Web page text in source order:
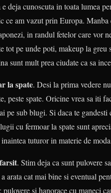
e deja cunoscuta in toata lumea
ce am vazut prin Europa.
in randul fetelor care vor
tot pe unde poti, makeup la
sunt mult prea ciudate ca sa
la spate. Desi la prima vedere
peste spate. Oricine vrea sa iti
pe sub blugi. Si daca te
cu fermoar la spate sunt
tuturor in materie de
. Stim deja ca sunt pulovere
arata cat mai bine si eventual
si hanorace cu maneci